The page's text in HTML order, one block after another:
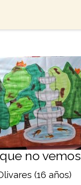
no vemos
(16 años)